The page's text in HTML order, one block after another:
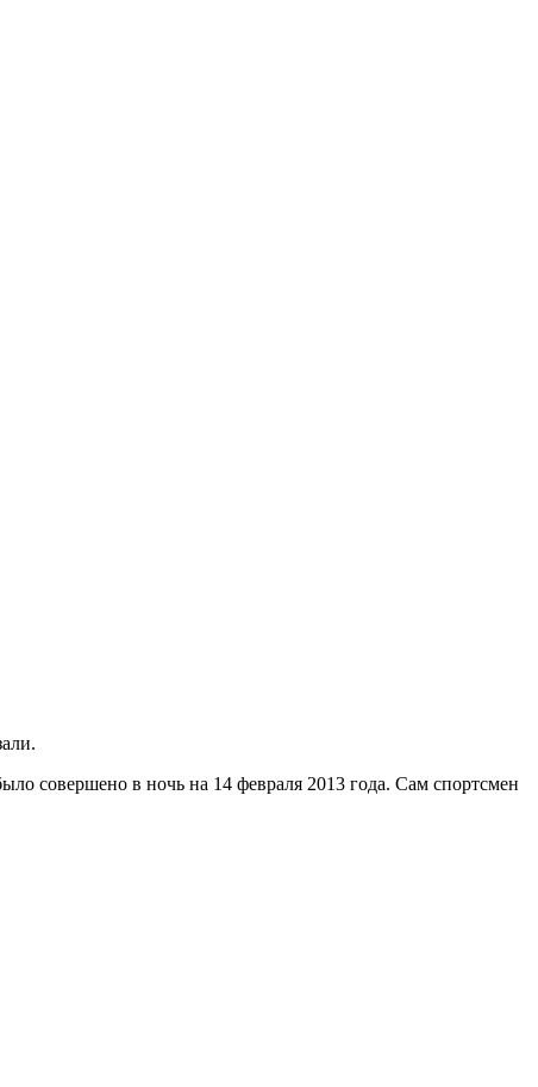
совершено в ночь на 14 февраля 2013 года. Сам спортсмен